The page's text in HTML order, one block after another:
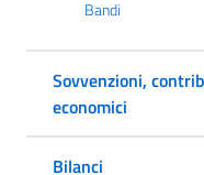
Bandi
Sovvenzioni,
economici
Bilanci